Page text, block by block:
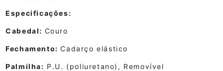
Especificações:
Cabedal: Couro
Fechamento:Cadarço elástico
Palmilha: P.U. (poliuretano), Removível